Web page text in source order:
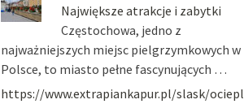
Największe atrakcje i zabytki
Częstochowa, jedno z
najważniejszych miejsc pielgrzymkowych w
Polsce, to miasto pełne fascynujących …
https://www.extrapiankapur.pl/slask/